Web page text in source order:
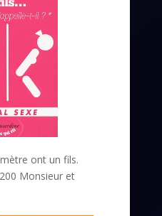
ont un fils.
Monsieur et